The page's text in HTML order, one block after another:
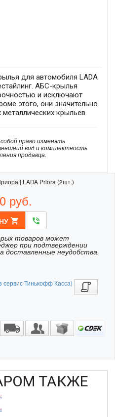
для автомобиля LADA
АБС-крылья
и исключают
этого, они значительно
крыльев.
право изменять
вид и комплектность
продавца.
| LADA Priora (2шт.)
руб.
shopping_cart phone_in_talk
товаров может
при подтверждении
доставленные неудобства.
ТАКЖЕ